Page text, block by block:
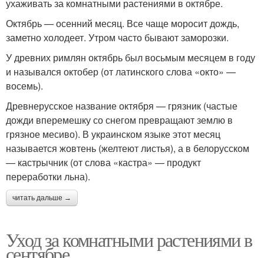
ухаживать за комнатными растениями в октябре.
Октябрь — осенний месяц. Все чаще моросит дождь,
заметно холодеет. Утром часто бывают заморозки.
У древних римлян октябрь был восьмым месяцем в году
и назывался октобер (от латинского слова «окто» —
восемь).
Древнерусское название октября — грязник (частые
дожди вперемешку со снегом превращают землю в
грязное месиво). В украинском языке этот месяц
называется жовтень (желтеют листья), а в белорусском
— кастрычник (от слова «кастра» — продукт
переработки льна).
читать дальше →
Уход за комнатными растениями в